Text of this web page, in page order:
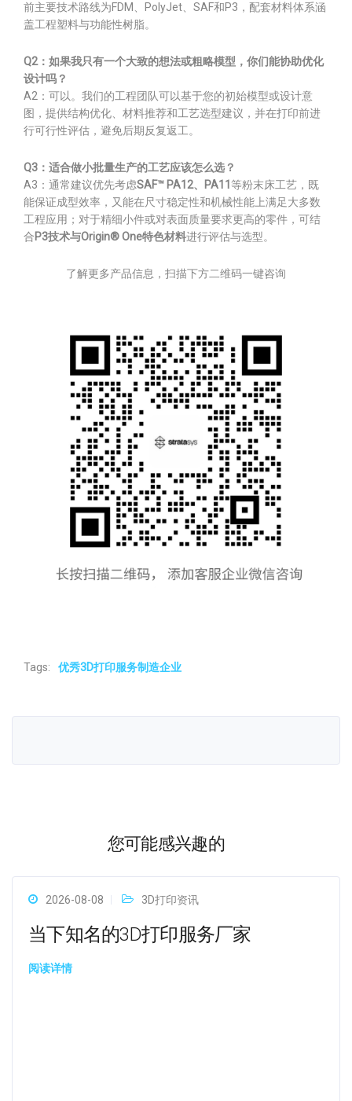
前主要技术路线为FDM、PolyJet、SAF和P3，配套材料体系涵
盖工程塑料与功能性树脂。
Q2：如果我只有一个大致的想法或粗略模型，你们能协助优化
设计吗？
A2：可以。我们的工程团队可以基于您的初始模型或设计意
图，提供结构优化、材料推荐和工艺选型建议，并在打印前进
行可行性评估，避免后期反复返工。
Q3：适合做小批量生产的工艺应该怎么选？
A3：通常建议优先考虑SAF™ PA12、PA11 等粉末床工艺，既
能保证成型效率，又能在尺寸稳定性和机械性能上满足大多数
工程应用；对于精细小件或对表面质量要求更高的零件，可结
合P3技术与Origin® One特色材料进行评估与选型。
了解更多产品信息，扫描下方二维码一键咨询
Tags: 优秀3D打印服务制造企业
您可能感兴趣的
2026-08-08 3D打印资讯
当下知名的3D打印服务厂家
阅读详情